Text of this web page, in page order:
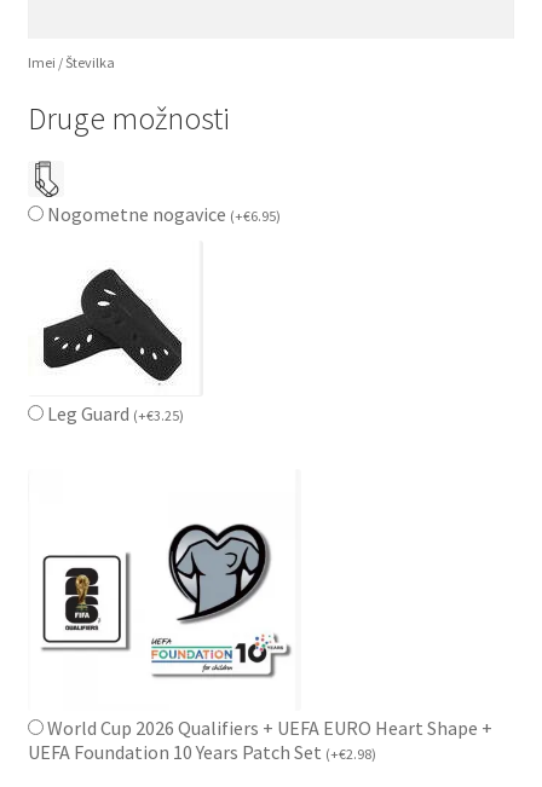
Imei / Številka
Druge možnosti
Nogometne nogavice (+€6.95)
Leg Guard (+€3.25)
World Cup 2026 Qualifiers + UEFA EURO Heart Shape +
UEFA Foundation 10 Years Patch Set (+€2.98)